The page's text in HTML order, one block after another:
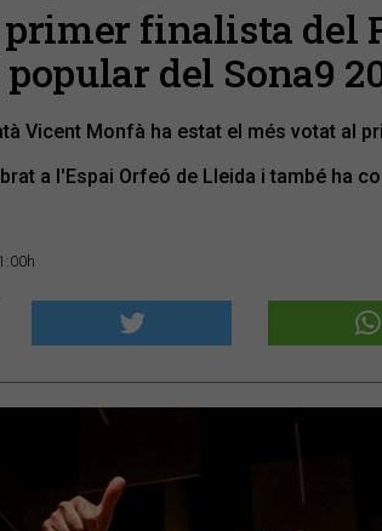
primer finalista del
del Sona9
Vicent Monfà ha estat el més votat al
a l'Espai Orfeó de Lleida i també ha